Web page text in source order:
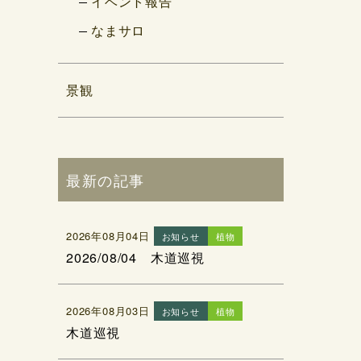
なまサロ
景観
最新の記事
2026年08月04日 お知らせ 植物
2026/08/04 木道巡視
2026年08月03日 お知らせ 植物
木道巡視